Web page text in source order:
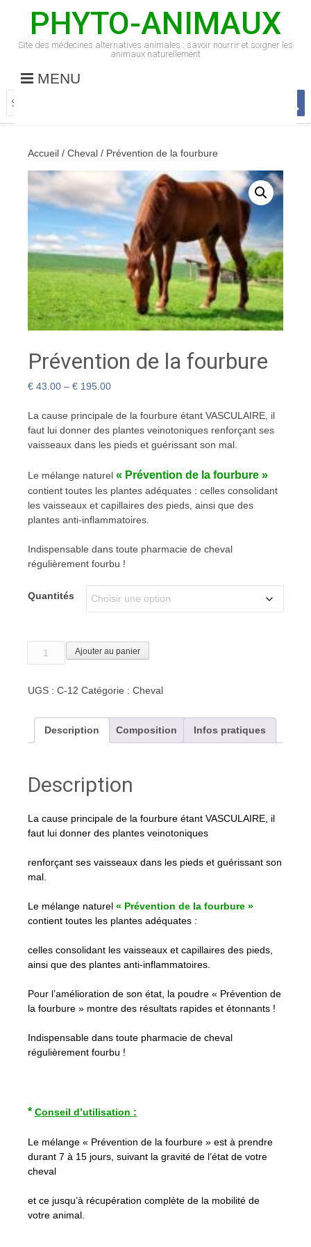
PHYTO-ANIMAUX
Site des médecines alternatives animales : savoir nourrir et soigner les
animaux naturellement
MENU
Accueil / Cheval / Prévention de la fourbure
Prévention de la fourbure
€ 43.00 – € 195.00
La cause principale de la fourbure étant VASCULAIRE, il
faut lui donner des plantes veinotoniques renforçant ses
vaisseaux dans les pieds et guérissant son mal.
Le mélange naturel « Prévention de la fourbure »
contient toutes les plantes adéquates : celles consolidant
les vaisseaux et capillaires des pieds, ainsi que des
plantes anti-inflammatoires.
Indispensable dans toute pharmacie de cheval
régulièrement fourbu !
Quantités
quantité
de
de
fourbure
Ajouter au panier
UGS : C-12 Catégorie : Cheval
Description Composition Infos pratiques
Description
La cause principale de la fourbure étant VASCULAIRE, il
faut lui donner des plantes veinotoniques
renforçant ses vaisseaux dans les pieds et guérissant son
mal.
Le mélange naturel « Prévention de la fourbure »
contient toutes les plantes adéquates :
celles consolidant les vaisseaux et capillaires des pieds,
ainsi que des plantes anti-inflammatoires.
Pour l’amélioration de son état, la poudre « Prévention de
la fourbure » montre des résultats rapides et étonnants !
Indispensable dans toute pharmacie de cheval
régulièrement fourbu !
* Conseil d’utilisation :
Le mélange « Prévention de la fourbure » est à prendre
durant 7 à 15 jours, suivant la gravité de l’état de votre
cheval
et ce jusqu’à récupération complète de la mobilité de
votre animal.